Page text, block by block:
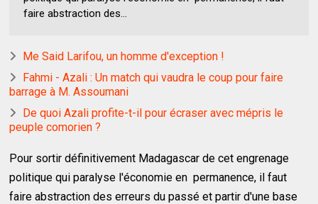
faire abstraction des...
Me Said Larifou, un homme d'exception !
Fahmi - Azali : Un match qui vaudra le coup pour faire
barrage à M. Assoumani
De quoi Azali profite-t-il pour écraser avec mépris le
peuple comorien ?
Pour sortir définitivement Madagascar de cet engrenage
politique qui paralyse l'économie en permanence, il faut
faire abstraction des erreurs du passé et partir d'une base